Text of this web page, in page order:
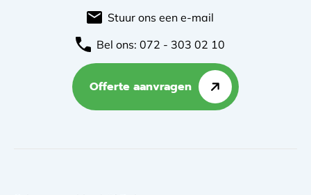
Stuur ons een e-mail
Bel ons: 072 - 303 02 10
Offerte aanvragen